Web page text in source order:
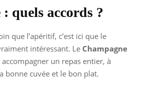
quels accords ?
que l’apéritif, c’est ici que le
intéressant. Le Champagne
accompagner un repas entier, à
bonne cuvée et le bon plat.